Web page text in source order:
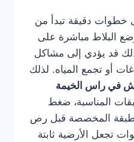
خطوات دقيقة تبدأ من
البلاط مباشرة على
قد يؤدي إلى مشاكل
أو تجمع المياه. لذلك
في راس الخيمة
المناسبة، ضغط
الطبقة المخصصة قبل رص
تجعل الأرضية ثابتة